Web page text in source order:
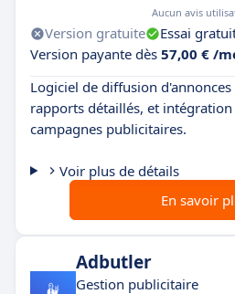
Aucun avis
Version gratuite Essai
Version payante dès 57,00 € /
Logiciel de diffusion d'annonces
rapports détaillés, et
campagnes publicitaires.
Voir plus de détails
En savoir
Adbutler
Gestion publicitaire